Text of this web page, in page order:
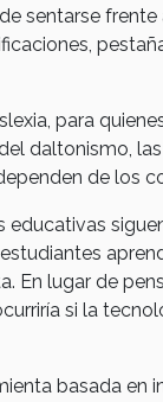
sentarse
para
daltonismo,
de los
En lugar de
si la
basada en